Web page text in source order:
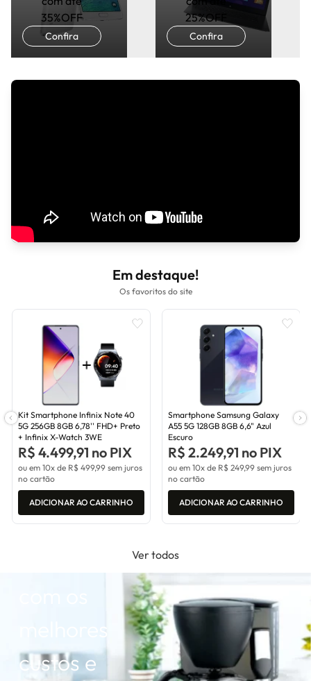
35%OFF
Confira
25%OFF
Confira
Em destaque!
Os favoritos do site
Kit Smartphone Infinix Note 40
5G 256GB 8GB 6,78'' FHD+ Preto
+ Infinix X-Watch 3WE
R$ 4.499,91 no PIX
ou em 10x de R$ 499,99sem juros
no cartão
ADICIONAR AO CARRINHO
Smartphone Samsung Galaxy
A55 5G 128GB 8GB 6,6" Azul
Escuro
R$ 2.249,91 no PIX
ou em 10x de R$ 249,99sem juros
no cartão
ADICIONAR AO CARRINHO
Ver todos
CAFETEIRAS
Confira a
nossa
seleção de
melhores
custos e